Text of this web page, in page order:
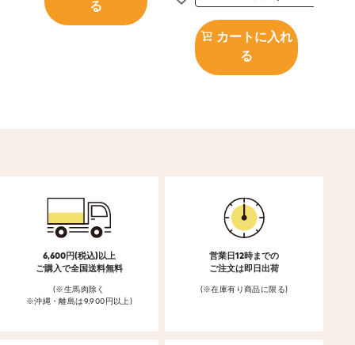
る
カートに入れ
る
6,600円(税込)以上
ご購入で全国送料無料
(※生馬肉除く
※沖縄・離島は9,900円以上)
営業日12時までの
ご注文は即日出荷
(※在庫有り商品に限る)